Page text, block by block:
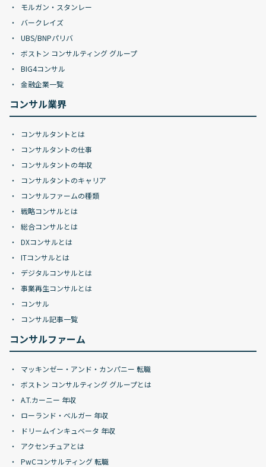
モルガン・スタンレー
バークレイズ
UBS/BNPパリバ
ボストン コンサルティング グループ
BIG4コンサル
金融企業一覧
コンサル業界
コンサルタントとは
コンサルタントの仕事
コンサルタントの年収
コンサルタントのキャリア
コンサルファームの種類
戦略コンサルとは
総合コンサルとは
DXコンサルとは
ITコンサルとは
デジタルコンサルとは
事業再生コンサルとは
コンサル
コンサル記事一覧
コンサルファーム
マッキンゼー・アンド・カンパニー 転職
ボストン コンサルティング グループとは
A.T.カーニー 年収
ローランド・ベルガー 年収
ドリームインキュベータ 年収
アクセンチュアとは
PwCコンサルティング 転職